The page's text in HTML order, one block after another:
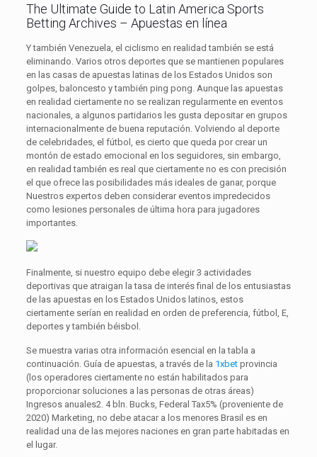
The Ultimate Guide to Latin America Sports
Betting Archives – Apuestas en línea
Y también Venezuela, el ciclismo en realidad también se está
eliminando. Varios otros deportes que se mantienen populares
en las casas de apuestas latinas de los Estados Unidos son
golpes, baloncesto y también ping pong. Aunque las apuestas
en realidad ciertamente no se realizan regularmente en eventos
nacionales, a algunos partidarios les gusta depositar en grupos
internacionalmente de buena reputación. Volviendo al deporte
de celebridades, el fútbol, ​​es cierto que queda por crear un
montón de estado emocional en los seguidores, sin embargo,
en realidad también es real que ciertamente no es con precisión
el que ofrece las posibilidades más ideales de ganar, porque
Nuestros expertos deben considerar eventos impredecidos
como lesiones personales de última hora para jugadores
importantes.
Finalmente, si nuestro equipo debe elegir 3 actividades
deportivas que atraigan la tasa de interés final de los entusiastas
de las apuestas en los Estados Unidos latinos, estos
ciertamente serían en realidad en orden de preferencia, fútbol, ​​E,
deportes y también béisbol.
Se muestra varias otra información esencial en la tabla a
continuación. Guía de apuestas, a través de la 1xbetprovincia
(los operadores ciertamente no están habilitados para
proporcionar soluciones a las personas de otras áreas)
Ingresos anuales2. 4 bln. Bucks, Federal Tax5% (proveniente de
2020) Marketing, no debe atacar a los menores Brasil es en
realidad una de las mejores naciones en gran parte habitadas en
el lugar.